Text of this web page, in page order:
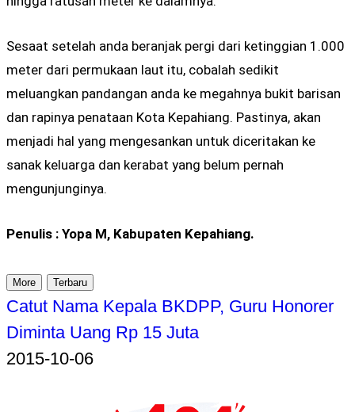
Sesaat setelah anda beranjak pergi dari ketinggian 1.000
meter dari permukaan laut itu, cobalah sedikit
meluangkan pandangan anda ke megahnya bukit barisan
dan rapinya penataan Kota Kepahiang. Pastinya, akan
menjadi hal yang mengesankan untuk diceritakan ke
sanak keluarga dan kerabat yang belum pernah
mengunjunginya.
Penulis : Yopa M, Kabupaten Kepahiang.
More Terbaru
Catut Nama Kepala BKDPP, Guru Honorer
Diminta Uang Rp 15 Juta
2015-10-06